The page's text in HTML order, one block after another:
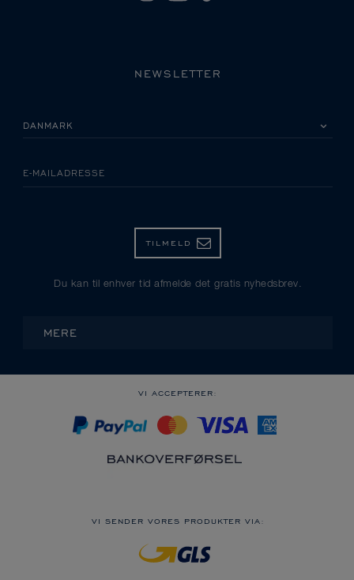
NEWSLETTER
E-MAILADRESSE
TILMELD
Du kan til enhver tid afmelde det gratis nyhedsbrev.
MERE
VI ACCEPTERER:
VI SENDER VORES PRODUKTER VIA: